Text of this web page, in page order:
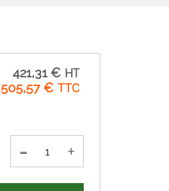
Prix
Spécial
505,57 €
421,31 €
- +